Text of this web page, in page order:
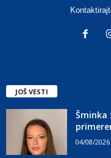
JOŠ VESTI
Šminka
04/08/2026